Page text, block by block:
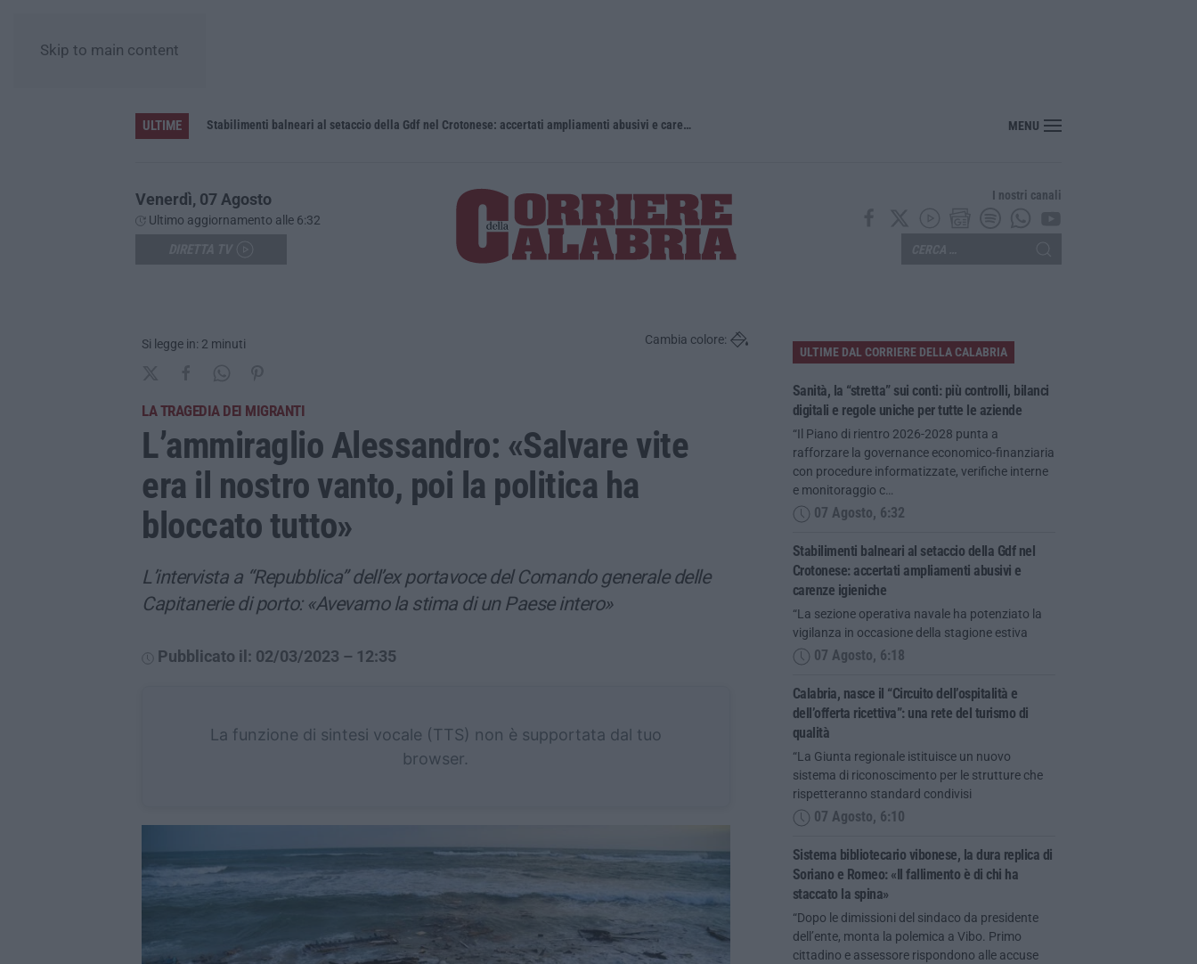
Skip to main content
ULTIME Stabilimenti balneari al setaccio della Gdf nel Crotonese: accertati ampliamenti abusivi e carenze igieniche Calabria, nasce il “Circuito dell’ospitalità e dell’offerta ricettiva”: una rete del turismo di
MENU
Venerdì, 07 Agosto
Ultimo aggiornamento alle 6:32
I nostri canali
Si legge in: 2 minuti Cambia colore:
LA TRAGEDIA DEI MIGRANTI
L’ammiraglio Alessandro: «Salvare vite
era il nostro vanto, poi la politica ha
bloccato tutto»
L’intervista a “Repubblica” dell’ex portavoce del Comando generale delle
Capitanerie di porto: «Avevamo la stima di un Paese intero»
Pubblicato il: 02/03/2023 – 12:35
La funzione di sintesi vocale (TTS) non è supportata dal tuo
browser.
ULTIME DAL CORRIERE DELLA CALABRIA
Sanità, la “stretta” sui conti: più controlli, bilanci
digitali e regole uniche per tutte le aziende
“Il Piano di rientro 2026-2028 punta a
rafforzare la governance economico-finanziaria
con procedure informatizzate, verifiche interne
e monitoraggio c…
07 Agosto, 6:32
Stabilimenti balneari al setaccio della Gdf nel
Crotonese: accertati ampliamenti abusivi e
carenze igieniche
“La sezione operativa navale ha potenziato la
vigilanza in occasione della stagione estiva
07 Agosto, 6:18
Calabria, nasce il “Circuito dell’ospitalità e
dell’offerta ricettiva”: una rete del turismo di
qualità
“La Giunta regionale istituisce un nuovo
sistema di riconoscimento per le strutture che
rispetteranno standard condivisi
07 Agosto, 6:10
Sistema bibliotecario vibonese, la dura replica di
Soriano e Romeo: «Il fallimento è di chi ha
staccato la spina»
“Dopo le dimissioni del sindaco da presidente
dell’ente, monta la polemica a Vibo. Primo
cittadino e assessore rispondono alle accuse